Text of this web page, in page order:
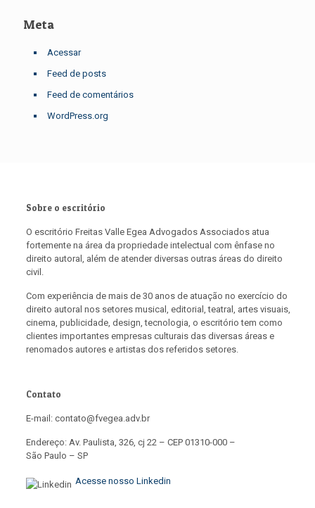
Meta
Acessar
Feed de posts
Feed de comentários
WordPress.org
Sobre o escritório
O escritório Freitas Valle Egea Advogados Associados atua
fortemente na área da propriedade intelectual com ênfase no
direito autoral, além de atender diversas outras áreas do direito
civil.
Com experiência de mais de 30 anos de atuação no exercício do
direito autoral nos setores musical, editorial, teatral, artes visuais,
cinema, publicidade, design, tecnologia, o escritório tem como
clientes importantes empresas culturais das diversas áreas e
renomados autores e artistas dos referidos setores.
Contato
E-mail: contato@fvegea.adv.br
Endereço: Av. Paulista, 326, cj 22 – CEP 01310-000 –
São Paulo – SP
Acesse nosso Linkedin